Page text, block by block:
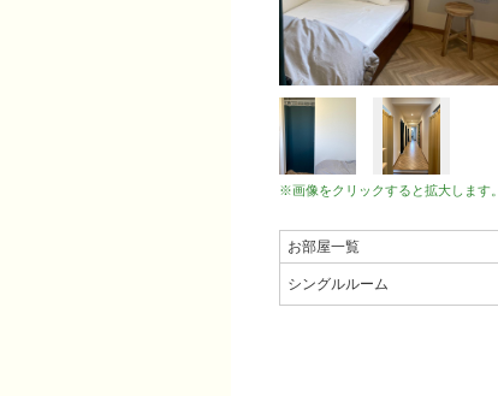
※画像をクリックすると拡大します。
お部屋一覧
シングルルーム